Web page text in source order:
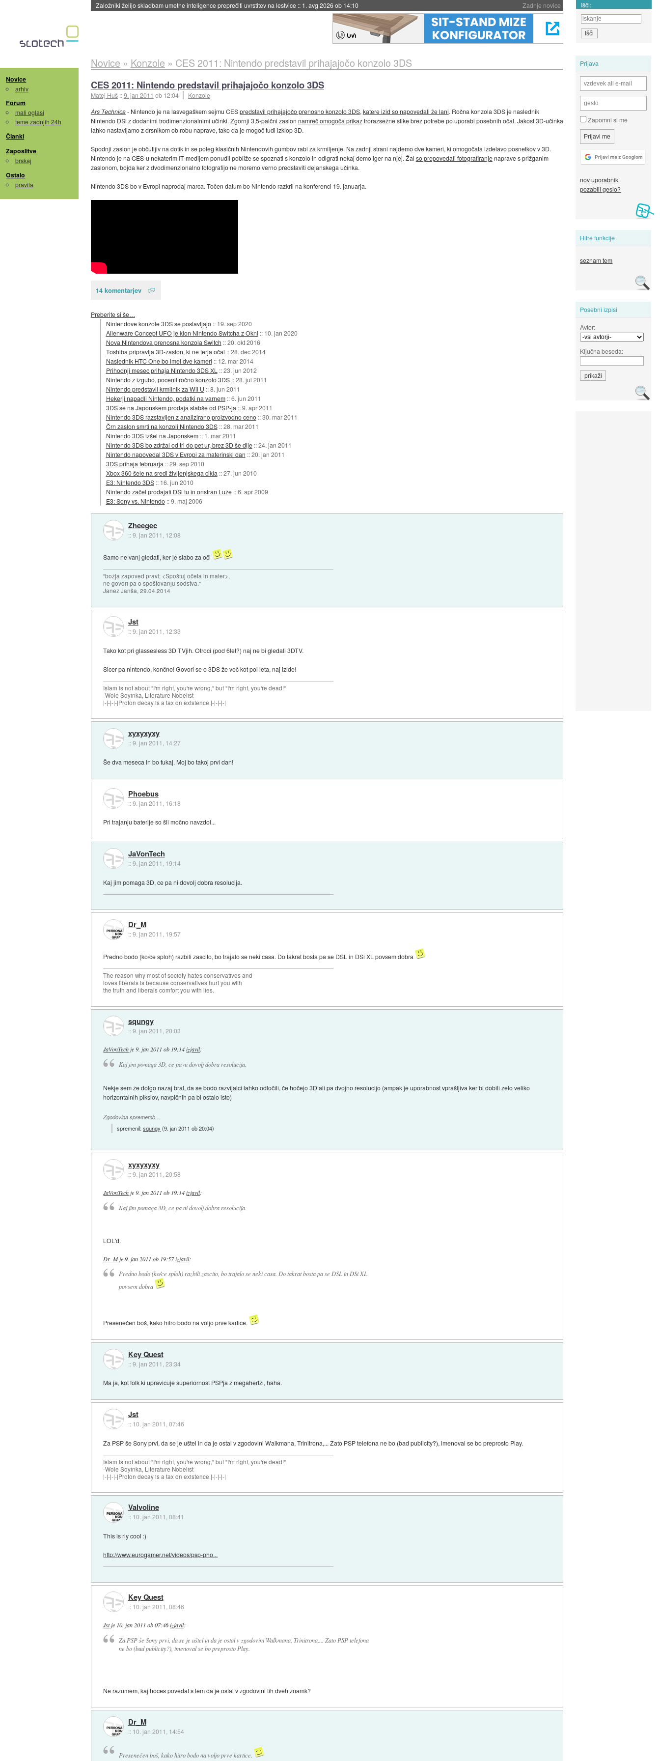
Zadnje novice
Založniki želijo skladbam umetne inteligence preprečiti uvrstitev na lestvice :: 1. avg 2026 ob 14:10 Išči:
Novice
arhiv
Forum
mali oglasi
teme zadnjih 24h
Članki
Zaposlitve
brskaj
Ostalo
pravila
Prijava
Zapomni si me
nov uporabnik
pozabili geslo?
Hitre funkcije
seznam tem
Posebni izpisi
Avtor:
Ključna beseda:
Novice » Konzole » CES 2011: Nintendo predstavil prihajajočo konzolo 3DS
CES 2011: Nintendo predstavil prihajajočo konzolo 3DS
Matej Huš ::9. jan 2011 ob 12:04
Konzole
Ars Technica- Nintendo je na lasvegaškem sejmu CESpredstavil prihajajočo prenosno konzolo 3DS, katere izid so napovedali že lani. Ročna konzola 3DS je naslednik
Nintendo DSi z dodanimi trodimenzionalnimi učinki. Zgornji 3,5-palčni zaslon namreč omogoča prikaztrorazsežne slike brez potrebe po uporabi posebnih očal. Jakost 3D-učinka
lahko nastavljamo z drsnikom ob robu naprave, tako da je mogoč tudi izklop 3D.
Spodnji zaslon je občutljiv na dotik in se poleg klasičnih Nintendovih gumbov rabi za krmiljenje. Na zadnji strani najdemo dve kameri, ki omogočata izdelavo posnetkov v 3D.
Nintendo je na CES-u nekaterim IT-medijem ponudil pobliže se spoznati s konzolo in odigrati nekaj demo iger na njej. Žal so prepovedali fotografiranjenaprave s prižganim
zaslonom, bojda ker z dvodimenzionalno fotografijo ne moremo verno predstaviti dejanskega učinka.
Nintendo 3DS bo v Evropi naprodaj marca. Točen datum bo Nintendo razkril na konferenci 19. januarja.
14 komentarjev
Preberite si še…
Nintendove konzole 3DS se poslavljajo :: 19. sep 2020
Alienware Concept UFO je klon Nintendo Switcha z Okni :: 10. jan 2020
Nova Nintendova prenosna konzola Switch ::20. okt 2016
Toshiba pripravlja 3D-zaslon, ki ne terja očal ::28. dec 2014
Naslednik HTC One bo imel dve kameri :: 12. mar 2014
Prihodnji mesec prihaja Nintendo 3DS XL ::23. jun 2012
Nintendo z izgubo, pocenil ročno konzolo 3DS ::28. jul 2011
Nintendo predstavil krmilnik za Wii U ::8. jun 2011
Hekerji napadli Nintendo, podatki na varnem ::6. jun 2011
3DS se na Japonskem prodaja slabše od PSP-ja ::9. apr 2011
Nintendo 3DS razstavljen z analizirano proizvodno ceno ::30. mar 2011
Črn zaslon smrti na konzoli Nintendo 3DS ::28. mar 2011
Nintendo 3DS izšel na Japonskem :: 1. mar 2011
Nintendo 3DS bo zdržal od tri do pet ur, brez 3D še dlje ::24. jan 2011
Nintendo napovedal 3DS v Evropi za materinski dan ::20. jan 2011
3DS prihaja februarja ::29. sep 2010
Xbox 360 šele na sredi življenjskega cikla ::27. jun 2010
E3: Nintendo 3DS :: 16. jun 2010
Nintendo začel prodajati DSi tu in onstran Luže ::6. apr 2009
E3: Sony vs. Nintendo ::9. maj 2006
Zheegec
::9. jan 2011, 12:08
Samo ne vanj gledati, ker je slabo za oči
"božja zapoved pravi; <Spoštuj očeta in mater>,
ne govori pa o spoštovanju sodstva."
Janez Janša, 29.04.2014
Jst
::9. jan 2011, 12:33
Tako kot pri glassesless 3D TVjih. Otroci (pod 6let?) naj ne bi gledali 3DTV.
Sicer pa nintendo, končno! Govori se o 3DS že več kot pol leta, naj izide!
Islam is not about "I'm right, you're wrong," but "I'm right, you're dead!"
-Wole Soyinka, Literature Nobelist
|-|-|-|-|Proton decay is a tax on existence.|-|-|-|-|
xyxyxyxy
::9. jan 2011, 14:27
Še dva meseca in bo tukaj. Moj bo takoj prvi dan!
Phoebus
::9. jan 2011, 16:18
Pri trajanju baterije so šli močno navzdol...
JaVonTech
::9. jan 2011, 19:14
Kaj jim pomaga 3D, ce pa ni dovolj dobra resolucija.
Dr_M
::9. jan 2011, 19:57
Predno bodo (ko/ce sploh) razbili zascito, bo trajalo se neki casa. Do takrat bosta pa se DSL in DSi XL povsem dobra
The reason why most of society hates conservatives and
loves liberals is because conservatives hurt you with
the truth and liberals comfort you with lies.
squngy
::9. jan 2011, 20:03
JaVonTechje9. jan 2011 ob 19:14 izjavil:
Kaj jim pomaga 3D, ce pa ni dovolj dobra resolucija.
Nekje sem že dolgo nazaj bral, da se bodo razvijalci lahko odločili, če hočejo 3D ali pa dvojno resolucijo (ampak je uporabnost vprašljiva ker bi dobili zelo veliko
horizontalnih pikslov, navpičnih pa bi ostalo isto)
Zgodovina sprememb…
spremenil:squngy (9. jan 2011 ob 20:04)
xyxyxyxy
::9. jan 2011, 20:58
JaVonTechje9. jan 2011 ob 19:14 izjavil:
Kaj jim pomaga 3D, ce pa ni dovolj dobra resolucija.
LOL'd.
Dr_Mje 9. jan 2011 ob 19:57izjavil:
Predno bodo (ko/ce sploh) razbili zascito, bo trajalo se neki casa. Do takrat bosta pa se DSL in DSi XL
povsem dobra
Presenečen boš, kako hitro bodo na voljo prve kartice.
Key Quest
::9. jan 2011, 23:34
Ma ja, kot folk ki upravicuje superiornost PSPja z megahertzi, haha.
Jst
:: 10. jan 2011, 07:46
Za PSP še Sony prvi, da se je uštel in da je ostal v zgodovini Walkmana, Trinitrona,... Zato PSP telefona ne bo (bad publicity?), imenoval se bo preprosto Play.
Islam is not about "I'm right, you're wrong," but "I'm right, you're dead!"
-Wole Soyinka, Literature Nobelist
|-|-|-|-|Proton decay is a tax on existence.|-|-|-|-|
Valvoline
:: 10. jan 2011, 08:41
This is rly cool :)
http://www.eurogamer.net/videos/psp-pho...
Key Quest
:: 10. jan 2011, 08:46
Jstje 10. jan 2011 ob 07:46 izjavil:
Za PSP še Sony prvi, da se je uštel in da je ostal v zgodovini Walkmana, Trinitrona,... Zato PSP telefona
ne bo (bad publicity?), imenoval se bo preprosto Play.
Ne razumem, kaj hoces povedat s tem da je ostal v zgodovini tih dveh znamk?
Dr_M
:: 10. jan 2011, 14:54
Presenečen boš, kako hitro bodo na voljo prve kartice.